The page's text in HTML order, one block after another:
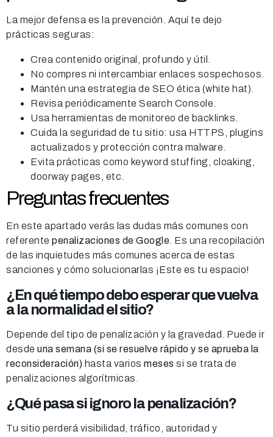
La mejor defensa es la prevención. Aquí te dejo
prácticas seguras:
Crea contenido original, profundo y útil.
No compres ni intercambiar enlaces sospechosos.
Mantén una estrategia de SEO ética (white hat).
Revisa periódicamente Search Console.
Usa herramientas de monitoreo de backlinks.
Cuida la seguridad de tu sitio: usa HTTPS, plugins
actualizados y protección contra malware.
Evita prácticas como keyword stuffing, cloaking,
doorway pages, etc.
Preguntas frecuentes
En este apartado verás las dudas más comunes con
referente penalizaciones de Google . Es una recopilación
de las inquietudes más comunes acerca de estas
sanciones y cómo solucionarlas ¡Este es tu espacio!
¿En qué tiempo debo esperar que vuelva
a la normalidad el sitio?
Depende del tipo de penalización y la gravedad. Puede ir
desde una semana (si se resuelve rápido y se aprueba la
reconsideración) hasta varios meses si se trata de
penalizaciones algorítmicas.
¿Qué pasa si ignoro la penalización?
Tu sitio perderá visibilidad, tráfico, autoridad y